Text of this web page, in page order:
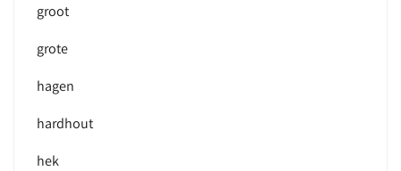
groot
grote
hagen
hardhout
hek